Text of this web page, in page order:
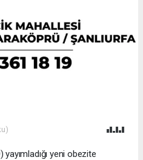
yayımladığı yeni obezite